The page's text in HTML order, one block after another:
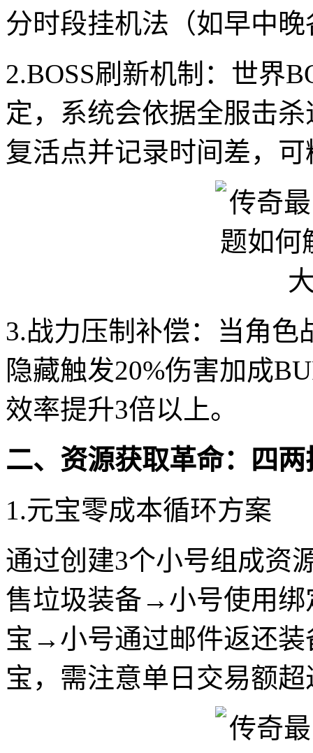
分时段挂机法（如早中
2.BOSS刷新机制：世界
定，系统会依据全服击
复活点并记录时间差，
3.战力压制补偿：当角色
隐藏触发20%伤害加成
效率提升3倍以上。
二、资源获取革命：四
1.元宝零成本循环方案
通过创建3个小号组成资
售垃圾装备→小号使用
宝→小号通过邮件返还装
宝，需注意单日交易额